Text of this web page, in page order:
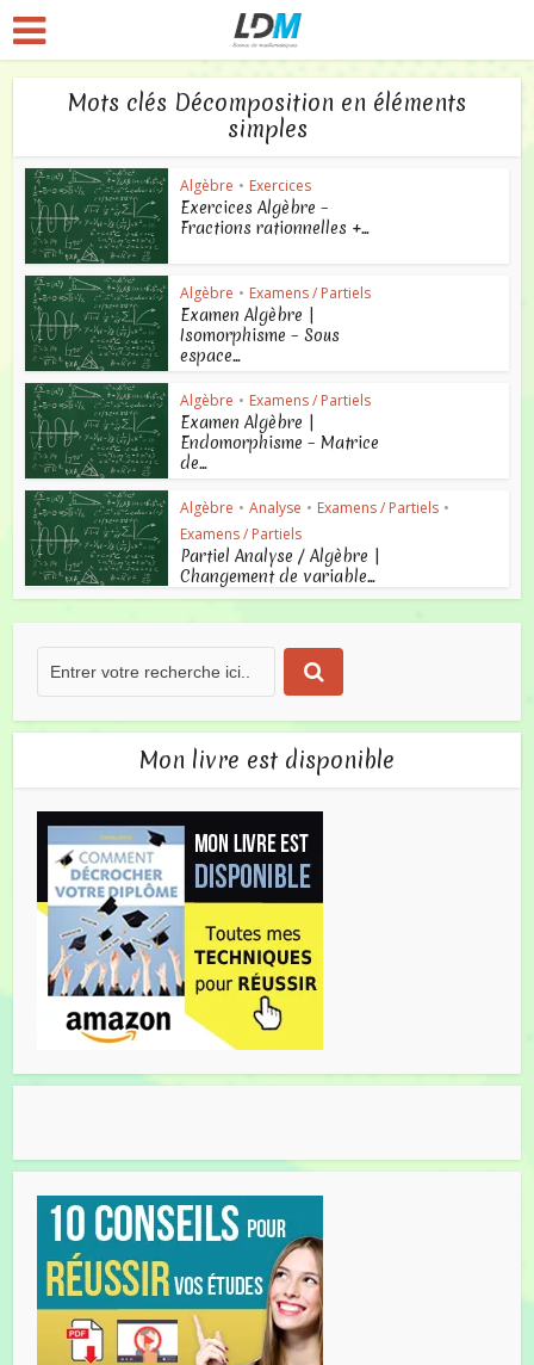
Mots clés Décomposition en éléments
simples
Algèbre • Exercices
Exercices Algèbre –
Fractions rationnelles +...
Algèbre • Examens / Partiels
Examen Algèbre |
Isomorphisme – Sous
espace...
Algèbre • Examens / Partiels
Examen Algèbre |
Endomorphisme – Matrice
de...
Algèbre • Analyse • Examens / Partiels •
Examens / Partiels
Partiel Analyse / Algèbre |
Changement de variable...
Mon livre est disponible